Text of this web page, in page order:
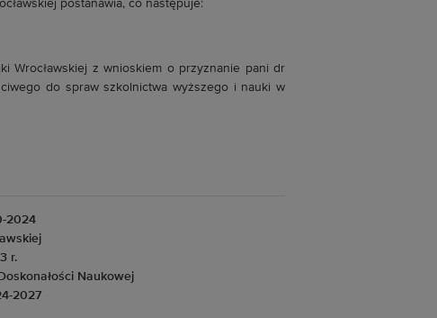
postanawia, co następuje:
Wrocławskiej z wnioskiem o przyznanie pani dr
do spraw szkolnictwa wyższego i nauki w
2024
r.
Naukowej
2027